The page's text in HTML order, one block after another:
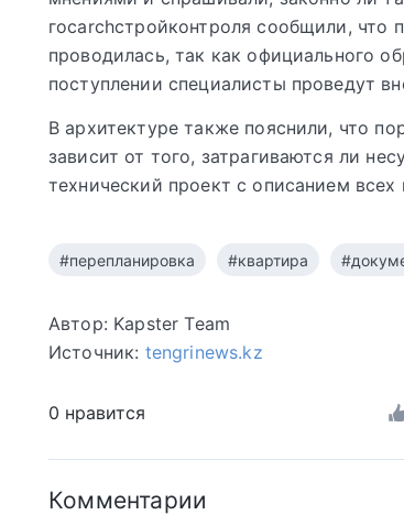
госаrchстройконтроля сообщили, что
проводилась, так как официального
поступлении специалисты проведут
В архитектуре также пояснили, что
зависит от того, затрагиваются ли
технический проект с описанием
#перепланировка #квартира
Автор: Kapster Team
Источник: tengrinews.kz
0 нравится
Комментарии